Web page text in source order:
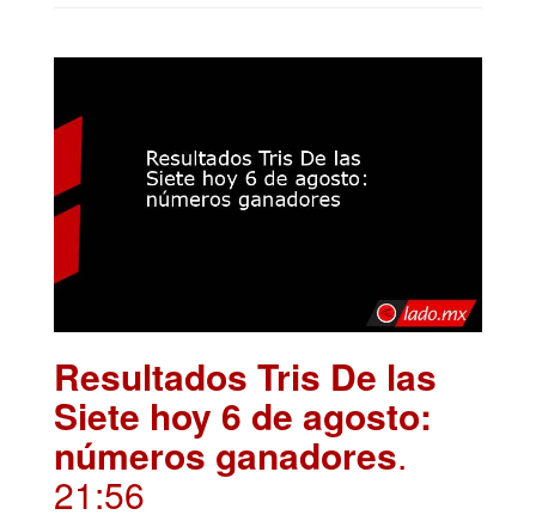
Resultados Tris De las
Siete hoy 6 de agosto:
números ganadores.
21:56